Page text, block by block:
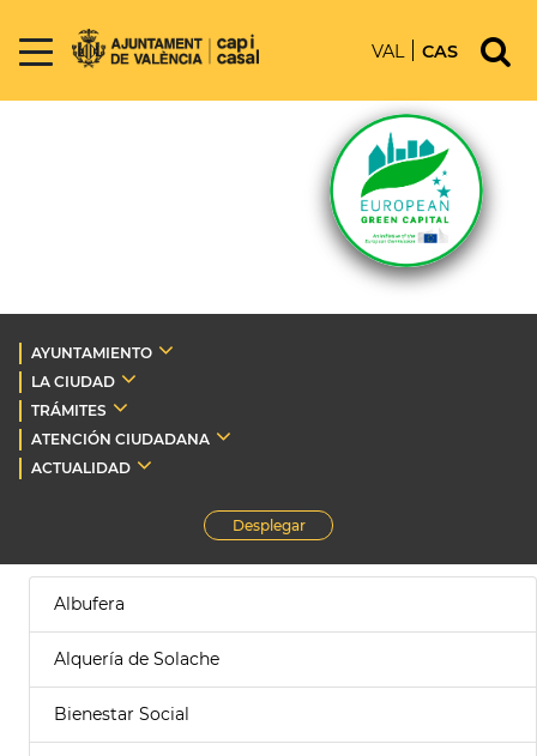
VAL CAS
AYUNTAMIENTO
LA CIUDAD
TRÁMITES
ATENCIÓN CIUDADANA
ACTUALIDAD
Desplegar
Albufera
Alquería de Solache
Bienestar Social